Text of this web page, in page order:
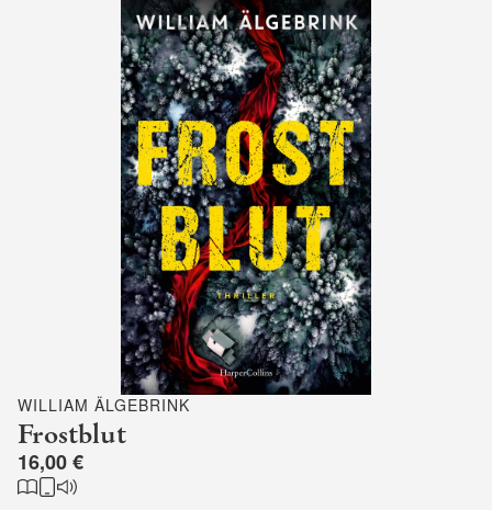
WILLIAM ÄLGEBRINK
Frostblut
16,00 €